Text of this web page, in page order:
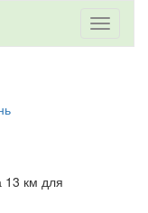
Toggle
13 км для